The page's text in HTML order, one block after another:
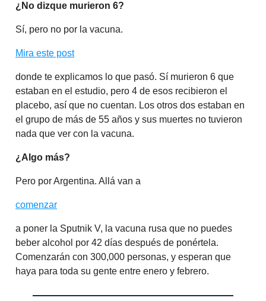
¿No dizque murieron 6?
Sí, pero no por la vacuna.
Mira este post
donde te explicamos lo que pasó. Sí murieron 6 que
estaban en el estudio, pero 4 de esos recibieron el
placebo, así que no cuentan. Los otros dos estaban en
el grupo de más de 55 años y sus muertes no tuvieron
nada que ver con la vacuna.
¿Algo más?
Pero por Argentina. Allá van a
comenzar
a poner la Sputnik V, la vacuna rusa que no puedes
beber alcohol por 42 días después de ponértela.
Comenzarán con 300,000 personas, y esperan que
haya para toda su gente entre enero y febrero.